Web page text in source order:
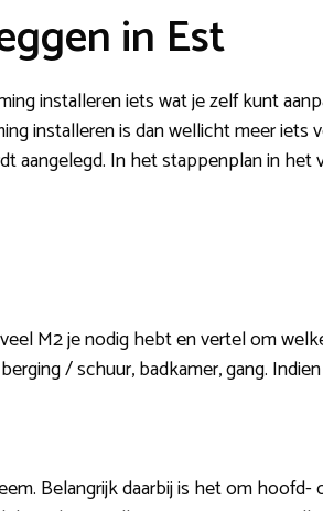
in Est
installeren iets wat je zelf kunt
installeren is dan wellicht meer iets
aangelegd. In het stappenplan in het
M2 je nodig hebt en vertel om
/ schuur, badkamer, gang.
Belangrijk daarbij is het om